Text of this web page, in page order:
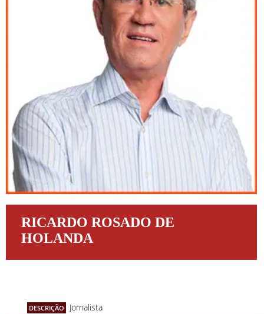
RICARDO ROSADO DE
HOLANDA
DESCRIÇÃO Jornalista